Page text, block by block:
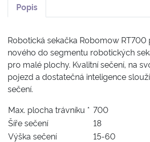
Popis
Robotická sekačka Robomow RT700
nového do segmentu robotických
pro malé plochy. Kvalitní sečení, na
pojezd a dostatečná inteligence
sečení.
Max. plocha trávníku * 700
Šíře sečení
18
Výška sečení
15-60